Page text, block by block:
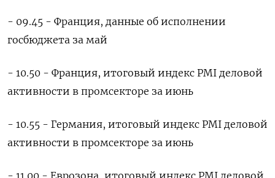
- 09.45 - Франция, данные об исполнении
госбюджета за май
- 10.50 - Франция, итоговый индекс PMI деловой
активности в промсекторе за июнь
- 10.55 - Германия, итоговый индекс PMI деловой
активности в промсекторе за июнь
- 11.00 - Еврозона, итоговый индекс PMI деловой